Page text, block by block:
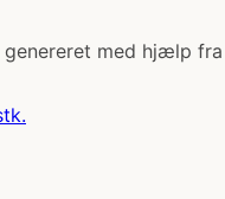
med hjælp fra